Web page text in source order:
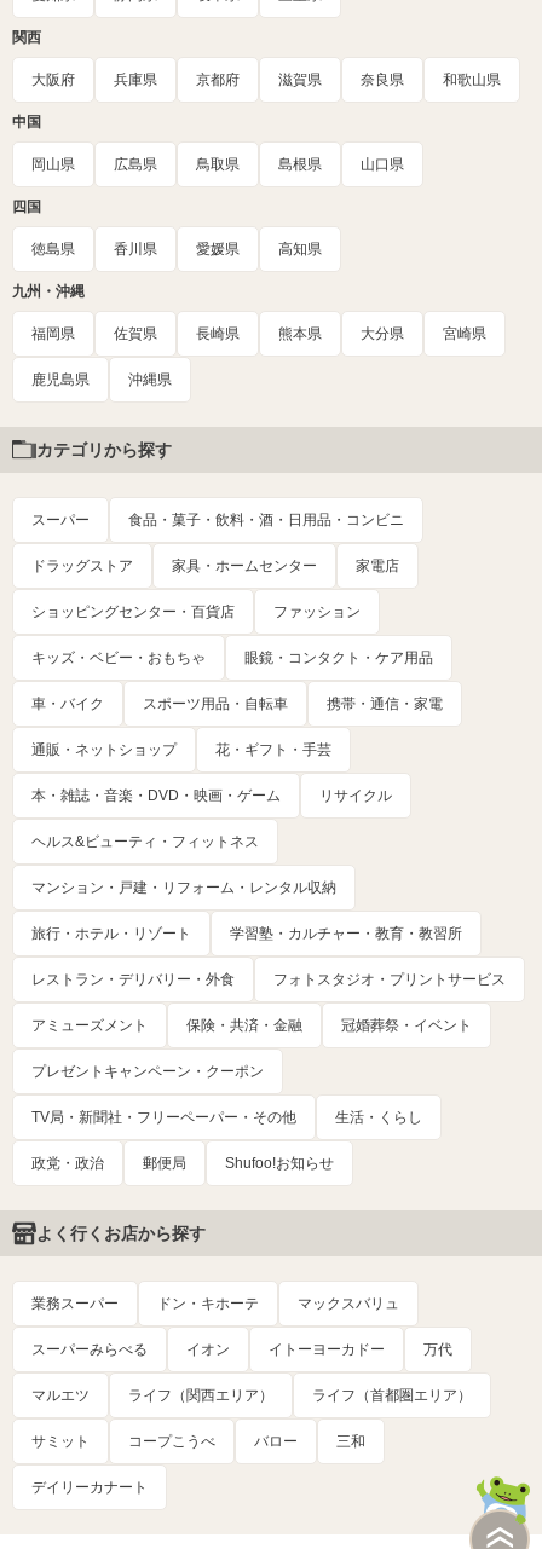
関西
大阪府 兵庫県 京都府 滋賀県 奈良県 和歌山県
中国
岡山県 広島県 鳥取県 島根県 山口県
四国
徳島県 香川県 愛媛県 高知県
九州・沖縄
福岡県 佐賀県 長崎県 熊本県 大分県 宮崎県
鹿児島県 沖縄県
カテゴリから探す
スーパー 食品・菓子・飲料・酒・日用品・コンビニ
ドラッグストア 家具・ホームセンター 家電店
ショッピングセンター・百貨店 ファッション
キッズ・ベビー・おもちゃ 眼鏡・コンタクト・ケア用品
車・バイク スポーツ用品・自転車 携帯・通信・家電
通販・ネットショップ 花・ギフト・手芸
本・雑誌・音楽・DVD・映画・ゲーム リサイクル
ヘルス&ビューティ・フィットネス
マンション・戸建・リフォーム・レンタル収納
旅行・ホテル・リゾート 学習塾・カルチャー・教育・教習所
レストラン・デリバリー・外食 フォトスタジオ・プリントサービス
アミューズメント 保険・共済・金融 冠婚葬祭・イベント
プレゼントキャンペーン・クーポン
TV局・新聞社・フリーペーパー・その他 生活・くらし
政党・政治 郵便局 Shufoo!お知らせ
よく行くお店から探す
業務スーパー ドン・キホーテ マックスバリュ
スーパーみらべる イオン イトーヨーカドー 万代
マルエツ ライフ（関西エリア） ライフ（首都圏エリア）
サミット コープこうべ バロー 三和
デイリーカナート